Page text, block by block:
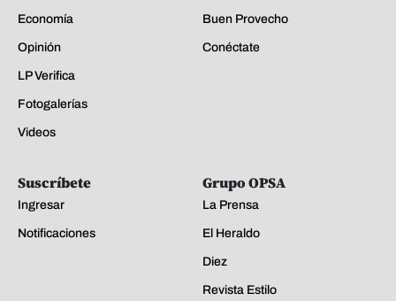
Economía
Opinión
LP Verifica
Fotogalerías
Videos
Buen Provecho
Conéctate
Suscríbete
Ingresar
Notificaciones
Grupo OPSA
La Prensa
El Heraldo
Diez
Revista Estilo